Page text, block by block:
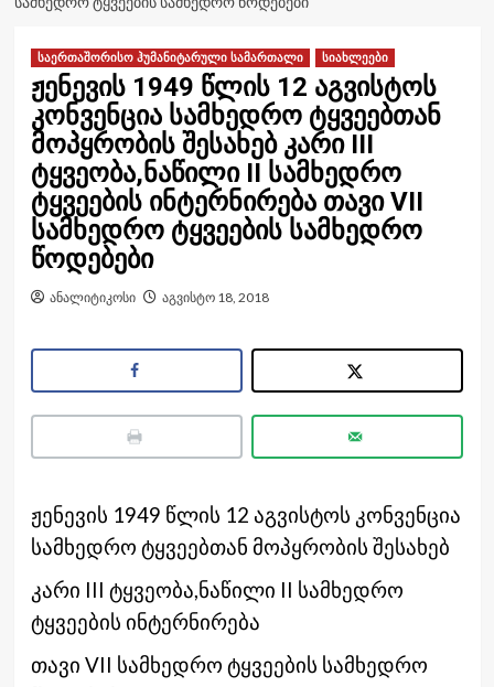
საერთაშორისო ჰუმანიტარული სამართალი სიახლეები
ჟენევის 1949 წლის 12 აგვისტოს
კონვენცია სამხედრო ტყვეებთან
მოპყრობის შესახებ კარი III
ტყვეობა,ნაწილი II სამხედრო
ტყვეების ინტერნირება თავი VII
სამხედრო ტყვეების სამხედრო
წოდებები
ანალიტიკოსი აგვისტო 18, 2018
ჟენევის 1949 წლის 12 აგვისტოს კონვენცია
სამხედრო ტყვეებთან მოპყრობის შესახებ
კარი III ტყვეობა,ნაწილი II სამხედრო
ტყვეების ინტერნირება
თავი VII სამხედრო ტყვეების სამხედრო